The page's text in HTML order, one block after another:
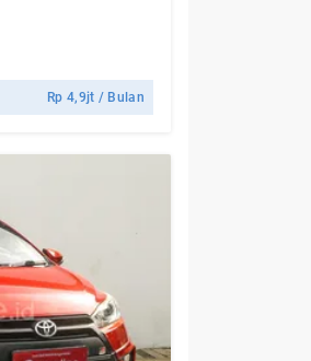
Rp4,9jt / Bulan